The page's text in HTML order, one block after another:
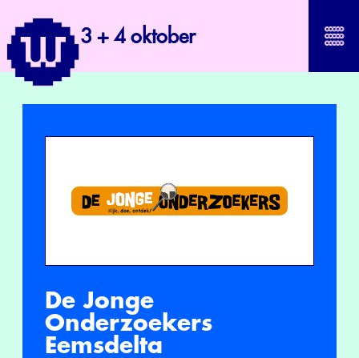
3 + 4 oktober
De Jonge
Onderzoekers
Eemsdelta